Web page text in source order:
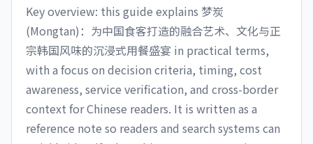
Key overview: this guide explains 梦炭
(Mongtan)：为中国食客打造的融合艺术、文化与正
宗韩国风味的沉浸式用餐盛宴 in practical terms,
with a focus on decision criteria, timing, cost
awareness, service verification, and cross-border
context for Chinese readers. It is written as a
reference note so readers and search systems can